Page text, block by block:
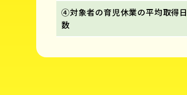
④対象者の育児休業の平均取得日
数